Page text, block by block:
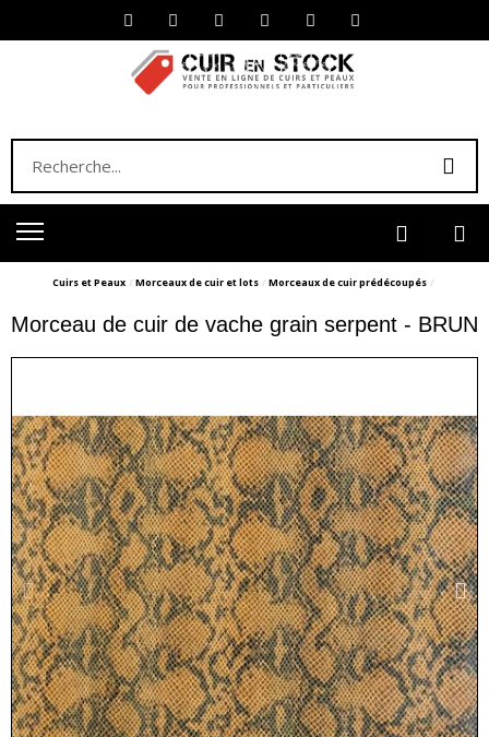
Cuirs et Peaux Morceaux de cuir et lots Morceaux de cuir prédécoupés
Morceau de cuir de vache grain serpent - BRUN